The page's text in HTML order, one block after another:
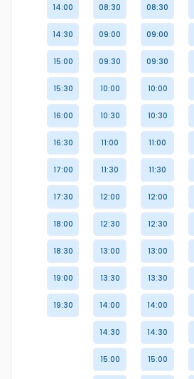
14:00
14:30
15:00
15:30
16:00
16:30
17:00
17:30
18:00
18:30
19:00
19:30
08:30
09:00
09:30
10:00
10:30
11:00
11:30
12:00
12:30
13:00
13:30
14:00
14:30
15:00
08:30
09:00
09:30
10:00
10:30
11:00
11:30
12:00
12:30
13:00
13:30
14:00
14:30
15:00